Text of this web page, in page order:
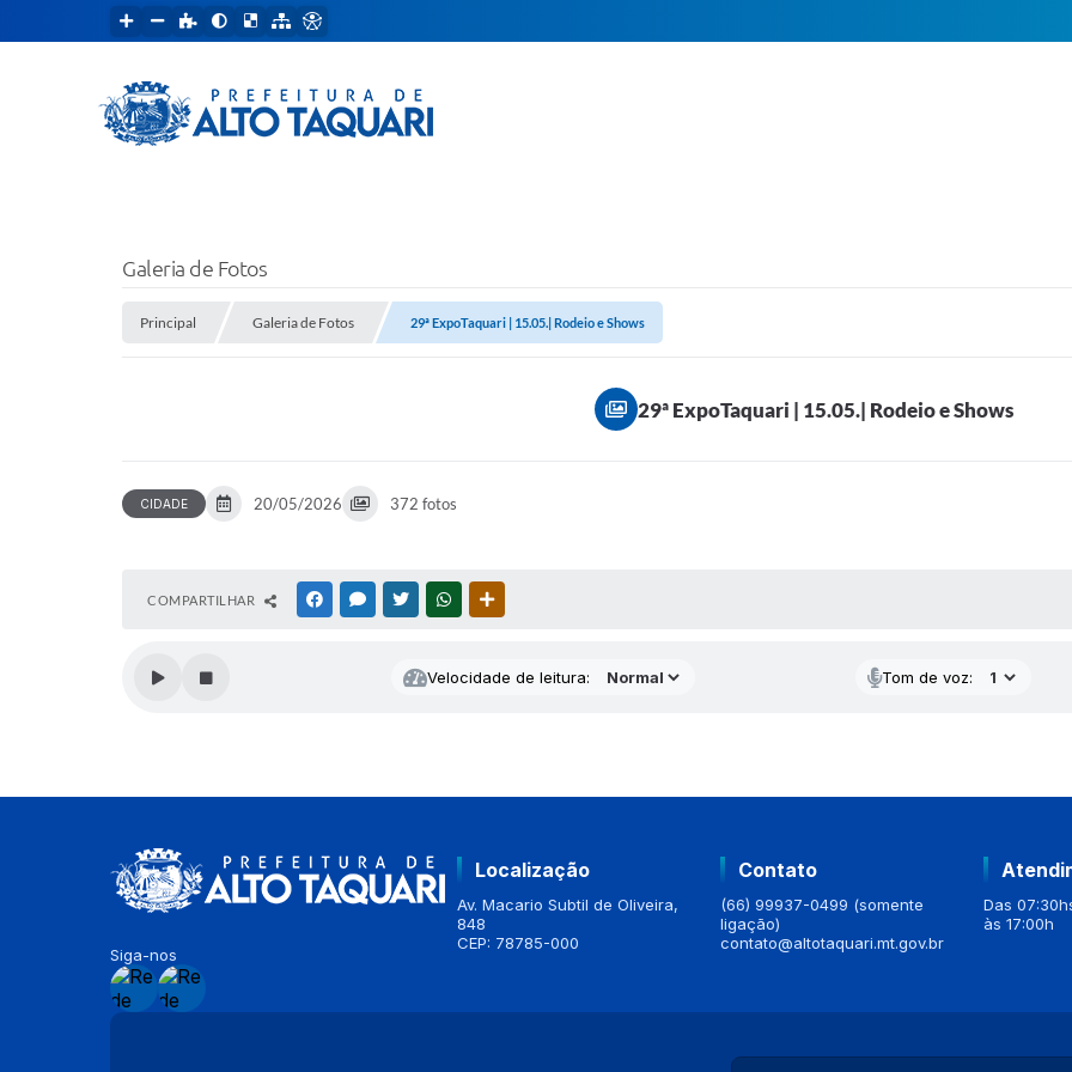
Galeria de Fotos
Principal Galeria de Fotos 29ª ExpoTaquari | 15.05.| Rodeio e Shows
29ª ExpoTaquari | 15.05.| Rodeio e Shows
CIDADE 20/05/2026 372 fotos
COMPARTILHAR FACEBOOKMESSENGER
TWITTERWHATSAPP
Velocidade de leitura: Tom de voz:
Siga-nos
Localização
Av. Macario Subtil de Oliveira,
848
CEP: 78785-000
Contato
(66) 99937-0499 (somente
ligação)
contato@altotaquari.mt.gov.br
Das
às 17:00h